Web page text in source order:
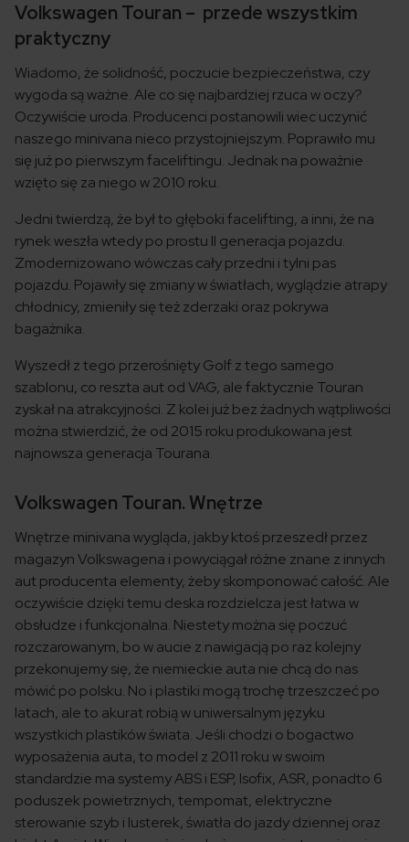
Volkswagen Touran – przede wszystkim
praktyczny
Wiadomo, że solidność, poczucie bezpieczeństwa, czy
wygoda są ważne. Ale co się najbardziej rzuca w oczy?
Oczywiście uroda. Producenci postanowili wiec uczynić
naszego minivana nieco przystojniejszym. Poprawiło mu
się już po pierwszym faceliftingu. Jednak na poważnie
wzięto się za niego w 2010 roku.
Jedni twierdzą, że był to głęboki facelifting, a inni, że na
rynek weszła wtedy po prostu II generacja pojazdu.
Zmodernizowano wówczas cały przedni i tylni pas
pojazdu. Pojawiły się zmiany w światłach, wyglądzie atrapy
chłodnicy, zmieniły się też zderzaki oraz pokrywa
bagażnika.
Wyszedł z tego przerośnięty Golf z tego samego
szablonu, co reszta aut od VAG, ale faktycznie Touran
zyskał na atrakcyjności. Z kolei już bez żadnych wątpliwości
można stwierdzić, że od 2015 roku produkowana jest
najnowsza generacja Tourana.
Volkswagen Touran. Wnętrze
Wnętrze minivana wygląda, jakby ktoś przeszedł przez
magazyn Volkswagena i powyciągał różne znane z innych
aut producenta elementy, żeby skomponować całość. Ale
oczywiście dzięki temu deska rozdzielcza jest łatwa w
obsłudze i funkcjonalna. Niestety można się poczuć
rozczarowanym, bo w aucie z nawigacją po raz kolejny
przekonujemy się, że niemieckie auta nie chcą do nas
mówić po polsku. No i plastiki mogą trochę trzeszczeć po
latach, ale to akurat robią w uniwersalnym języku
wszystkich plastików świata. Jeśli chodzi o bogactwo
wyposażenia auta, to model z 2011 roku w swoim
standardzie ma systemy ABS i ESP, Isofix, ASR, ponadto 6
poduszek powietrznych, tempomat, elektryczne
sterowanie szyb i lusterek, światła do jazdy dziennej oraz